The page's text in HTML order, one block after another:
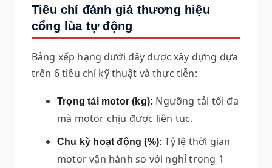
Tiêu chí đánh giá thương hiệu
cổng lùa tự động
Bảng xếp hạng dưới đây được xây dựng dựa
trên 6 tiêu chí kỹ thuật và thực tiễn:
Trọng tải motor (kg): Ngưỡng tải tối đa
mà motor chịu được liên tục.
Chu kỳ hoạt động (%): Tỷ lệ thời gian
motor vận hành so với nghỉ trong 1